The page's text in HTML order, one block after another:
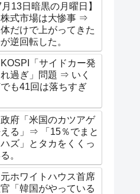
月13日暗黒の月曜日】
式市場は大惨事 ⇒
だけで上がってきた
逆回転した。
「サイドカー発
過ぎ」問題 ⇒ いく
も41回は落ちすぎ
府「米国のカツアゲ
る」⇒ 「15％でまと
ズ」とタカをくくっ
。
ホワイトハウス首席
「韓国がやっている